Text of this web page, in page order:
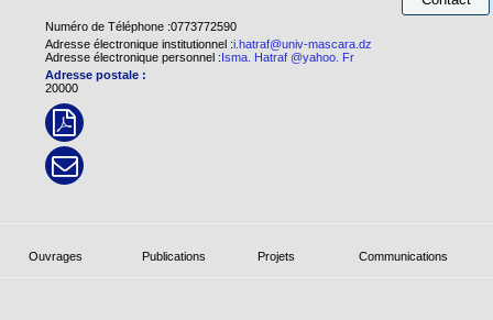
Numéro de Téléphone :0773772590
Adresse électronique institutionnel :i.hatraf@univ-mascara.dz
Adresse électronique personnel : Isma. Hatraf @yahoo. Fr
Adresse postale :
20000
Ouvrages Publications Projets Communications